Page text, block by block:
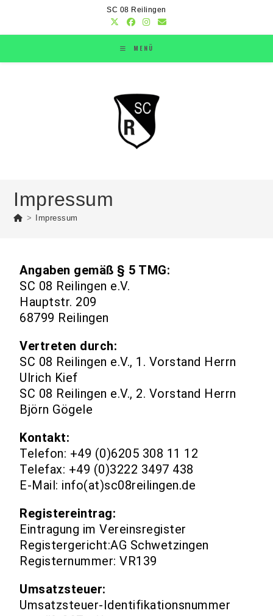
SC 08 Reilingen
MENÜ
Impressum
> Impressum
Angaben gemäß § 5 TMG:
SC 08 Reilingen e.V.
Hauptstr. 209
68799 Reilingen
Vertreten durch:
SC 08 Reilingen e.V., 1. Vorstand Herrn
Ulrich Kief
SC 08 Reilingen e.V., 2. Vorstand Herrn
Björn Gögele
Kontakt:
Telefon: +49 (0)6205 308 11 12
Telefax: +49 (0)3222 3497 438
E-Mail: info(at)sc08reilingen.de
Registereintrag:
Eintragung im Vereinsregister
Registergericht:AG Schwetzingen
Registernummer: VR139
Umsatzsteuer:
Umsatzsteuer-Identifikationsnummer